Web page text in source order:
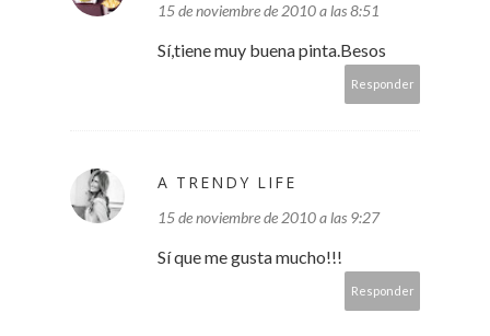
15 de noviembre de 2010 a las 8:51
Sí,tiene muy buena pinta.Besos
Responder
A TRENDY LIFE
15 de noviembre de 2010 a las 9:27
Sí que me gusta mucho!!!
Responder